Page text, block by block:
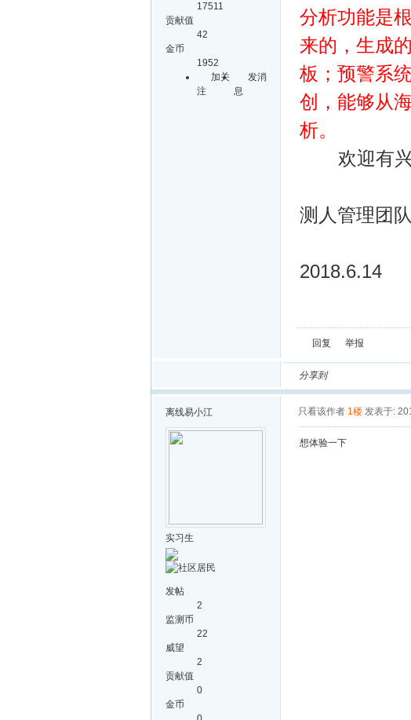
17511
贡献值
42
金币
1952
加关
注
发消
息
分析功能是
来的，生成
板；预警系
创，能够从
析。
欢迎有兴
测人管理团队
2018.6.14
回复 举报
分享到
离线易小江
实习生
发帖
2
监测币
22
威望
2
贡献值
0
金币
只看该作者 1楼 发表于:
想体验一下